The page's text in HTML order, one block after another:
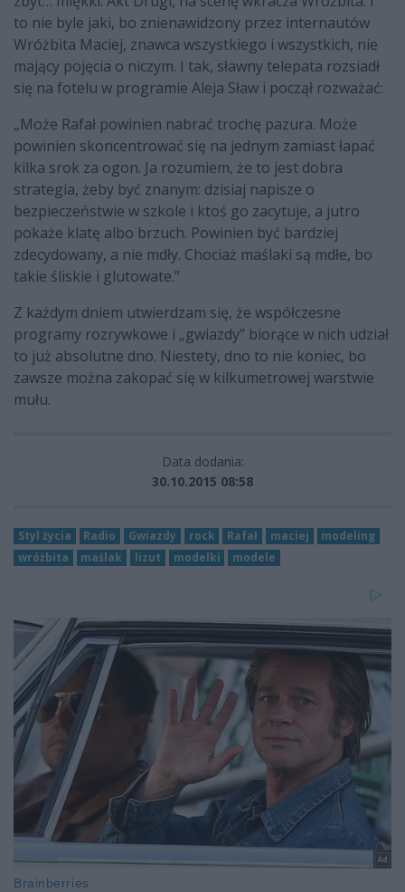
to nie byle jaki, bo znienawidzony przez internautów
Wróżbita Maciej, znawca wszystkiego i wszystkich, nie
mający pojęcia o niczym. I tak, sławny telepata rozsiadł
się na fotelu w programie Aleja Sław i począł rozważać:
„Może Rafał powinien nabrać trochę pazura. Może
powinien skoncentrować się na jednym zamiast łapać
kilka srok za ogon. Ja rozumiem, że to jest dobra
strategia, żeby być znanym: dzisiaj napisze o
bezpieczeństwie w szkole i ktoś go zacytuje, a jutro
pokaże klatę albo brzuch. Powinien być bardziej
zdecydowany, a nie mdły. Chociaż maślaki są mdłe, bo
takie śliskie i glutowate.”
Z każdym dniem utwierdzam się, że współczesne
programy rozrywkowe i „gwiazdy” biorące w nich udział
to już absolutne dno. Niestety, dno to nie koniec, bo
zawsze można zakopać się w kilkumetrowej warstwie
mułu.
Data dodania:
30.10.2015 08:58
Styl życia Radio Gwiazdy rock Rafał maciej
modeling
wróżbita
maślak lizut modelki modele